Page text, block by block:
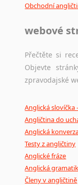
Obchodní
webové
Přečtěte si
Objevte
zpravodajské
Anglická slovíčka
Angličtina do
Anglická
Testy z angličtiny
Anglické fráze
Anglická
Členy v angličtině